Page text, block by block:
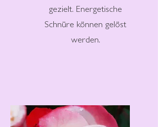
gezielt. Energetische
Schnüre können gelöst
werden.